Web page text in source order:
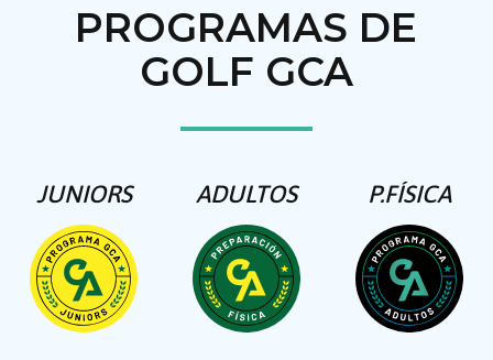
PROGRAMAS DE
GOLF GCA
JUNIORS ADULTOS P.FÍSICA